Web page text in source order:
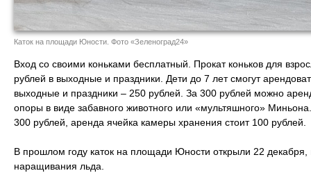
Каток на площади Юности. Фото «Зеленоград24»
Вход со своими коньками бесплатный. Прокат коньков для
рублей в выходные и праздники. Дети до 7 лет смогут
выходные и праздники – 250 рублей. За 300 рублей можно
опоры в виде забавного животного или «мультяшного»
300 рублей, аренда ячейка камеры хранения стоит 100 рублей.
В прошлом году каток на площади Юности открыли 22
наращивания льда.